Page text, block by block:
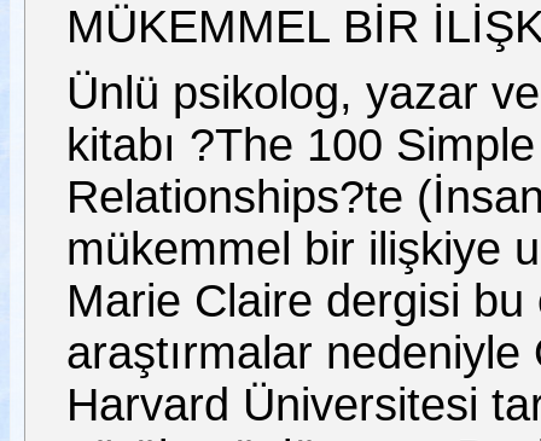
MÜKEMMEL BİR
Ünlü psikolog, yazar
kitabı ?The 100
Relationships?te
mükemmel bir ilişkiye
Marie Claire dergisi bu
araştırmalar
Harvard Üniversitesi